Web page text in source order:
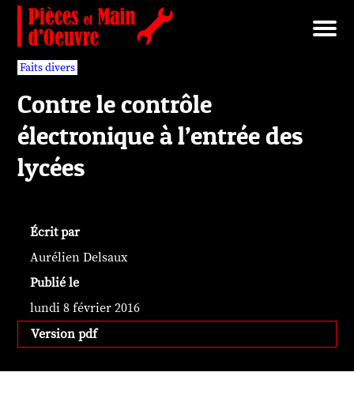
Brut/Archives
Faits divers
Nécrotechnologies
Documents
Librairie/Service Compris
Pièces détachées
Faits divers
Contre le contrôle
électronique à l’entrée des
lycées
Écrit par
Aurélien Delsaux
Publié le
lundi 8 février 2016
Version pdf